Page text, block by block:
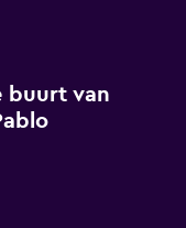
buurt van